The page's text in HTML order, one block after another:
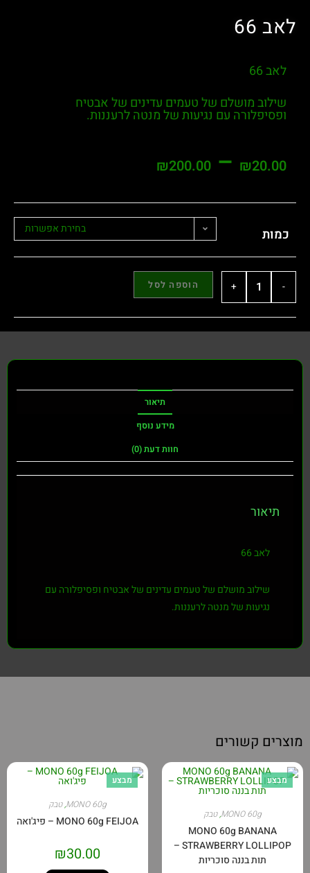
לאב 66
לאב 66
שילוב מושלם של טעמים עדינים של אבטיח
ופסיפלורה עם נגיעות של מנטה לרעננות.
₪20.00
–
₪200.00
כמות בחירת אפשרות
-
+ הוספה לסל
תיאור
מידע נוסף
חוות דעת (0)
תיאור
לאב 66
שילוב מושלם של טעמים עדינים של אבטיח ופסיפלורה עם
נגיעות של מנטה לרעננות.
מוצרים קשורים
מבצע
MONO 60g
,טבק
MONO 60g BANANA
STRAWBERRY LOLLIPOP –
תות בננה סוכריות
מבצע
MONO 60g
,טבק
MONO 60g FEIJOA – פיג'ואה
₪30.00